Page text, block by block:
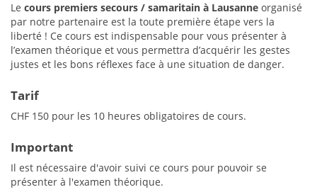
Le cours premiers secours / samaritain à Lausanne organisé
par notre partenaire est la toute première étape vers la
liberté ! Ce cours est indispensable pour vous présenter à
l’examen théorique et vous permettra d’acquérir les gestes
justes et les bons réflexes face à une situation de danger.
Tarif
CHF 150 pour les 10 heures obligatoires de cours.
Important
Il est nécessaire d'avoir suivi ce cours pour pouvoir se
présenter à l'examen théorique.